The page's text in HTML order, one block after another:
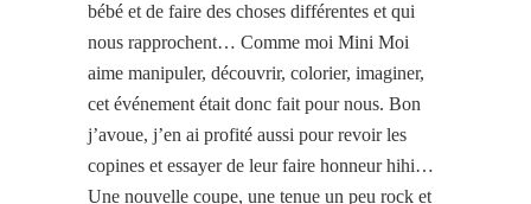
bébé et de faire des choses différentes et qui
nous rapprochent… Comme moi Mini Moi
aime manipuler, découvrir, colorier, imaginer,
cet événement était donc fait pour nous. Bon
j’avoue, j’en ai profité aussi pour revoir les
copines et essayer de leur faire honneur hihi…
Une nouvelle coupe, une tenue un peu rock et